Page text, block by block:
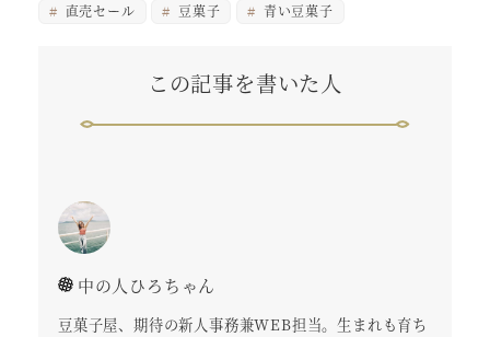
直売セール
豆菓子 青い豆菓子
この記事を書いた人
中の人ひろちゃん
豆菓子屋、期待の新人事務兼WEB担当。生まれも育ち